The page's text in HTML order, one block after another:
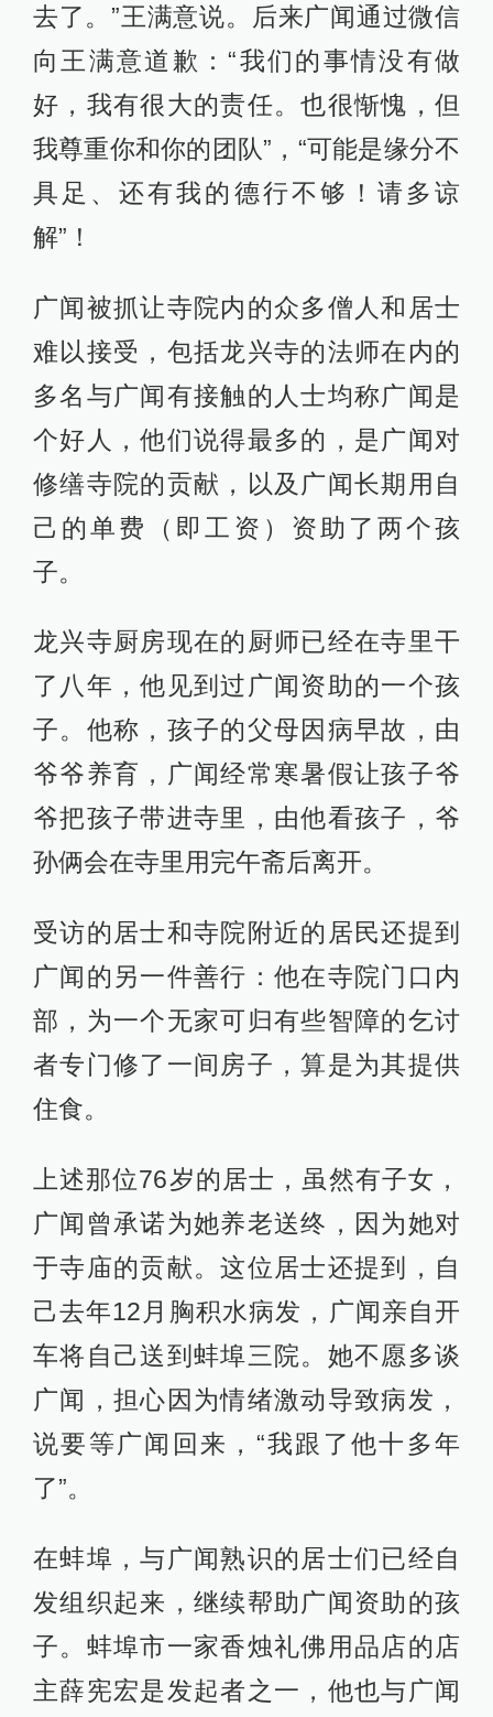
去了。”王满意说。后来广闻通过微信
向王满意道歉：“我们的事情没有做
好，我有很大的责任。也很惭愧，但
我尊重你和你的团队”，“可能是缘分不
具足、还有我的德行不够！请多谅
解”！
广闻被抓让寺院内的众多僧人和居士
难以接受，包括龙兴寺的法师在内的
多名与广闻有接触的人士均称广闻是
个好人，他们说得最多的，是广闻对
修缮寺院的贡献，以及广闻长期用自
己的单费（即工资）资助了两个孩
子。
龙兴寺厨房现在的厨师已经在寺里干
了八年，他见到过广闻资助的一个孩
子。他称，孩子的父母因病早故，由
爷爷养育，广闻经常寒暑假让孩子爷
爷把孩子带进寺里，由他看孩子，爷
孙俩会在寺里用完午斋后离开。
受访的居士和寺院附近的居民还提到
广闻的另一件善行：他在寺院门口内
部，为一个无家可归有些智障的乞讨
者专门修了一间房子，算是为其提供
住食。
上述那位76岁的居士，虽然有子女，
广闻曾承诺为她养老送终，因为她对
于寺庙的贡献。这位居士还提到，自
己去年12月胸积水病发，广闻亲自开
车将自己送到蚌埠三院。她不愿多谈
广闻，担心因为情绪激动导致病发，
说要等广闻回来，“我跟了他十多年
了”。
在蚌埠，与广闻熟识的居士们已经自
发组织起来，继续帮助广闻资助的孩
子。蚌埠市一家香烛礼佛用品店的店
主薛宪宏是发起者之一，他也与广闻